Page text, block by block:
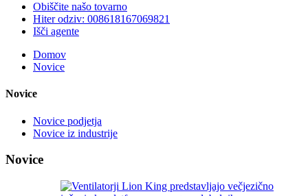
Obiščite našo tovarno
Hiter odziv: 008618167069821
Išči agente
Domov
Novice
Novice
Novice podjetja
Novice iz industrije
Novice